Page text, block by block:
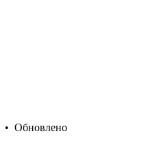
• Обновлено